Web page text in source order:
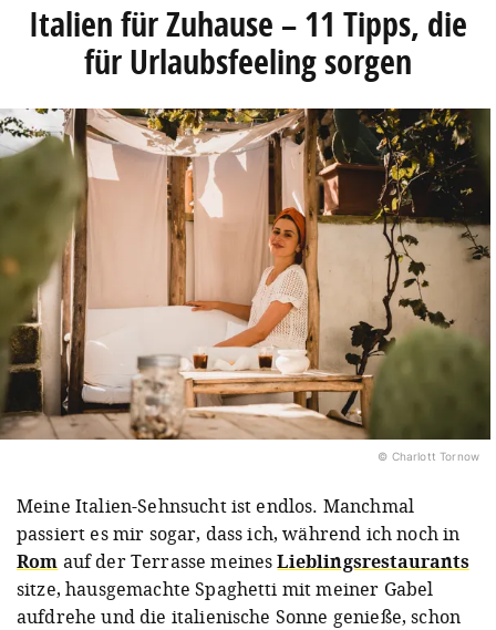
Italien für Zuhause – 11 Tipps, die
für Urlaubsfeeling sorgen
© Charlott Tornow
Meine Italien-Sehnsucht ist endlos. Manchmal
passiert es mir sogar, dass ich, während ich noch in
Rom auf der Terrasse meinesLieblingsrestaurants
sitze, hausgemachte Spaghetti mit meiner Gabel
aufdrehe und die italienische Sonne genieße, schon